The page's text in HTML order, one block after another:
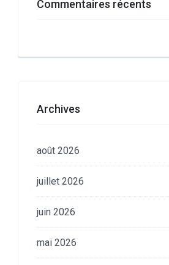
Commentaires récents
Archives
août 2026
juillet 2026
juin 2026
mai 2026